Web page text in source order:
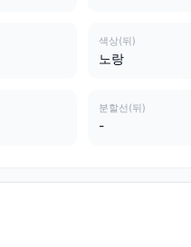
색상(뒤)
노랑
분할선(뒤)
-